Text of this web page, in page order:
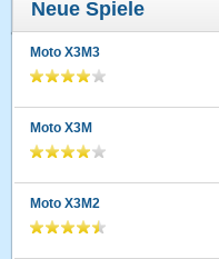
Neue Spiele
Moto X3M3
Moto X3M
Moto X3M2